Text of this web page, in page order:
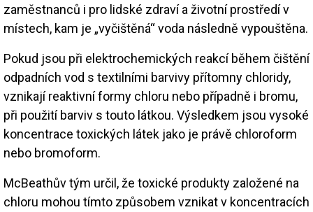
zaměstnanců i pro lidské zdraví a životní prostředí v
místech, kam je „vyčištěná“ voda následně vypouštěna.
Pokud jsou při elektrochemických reakcí během čištění
odpadních vod s textilními barvivy přítomny chloridy,
vznikají reaktivní formy chloru nebo případně i bromu,
při použití barviv s touto látkou. Výsledkem jsou vysoké
koncentrace toxických látek jako je právě chloroform
nebo bromoform.
McBeathův tým určil, že toxické produkty založené na
chloru mohou tímto způsobem vznikat v koncentracích